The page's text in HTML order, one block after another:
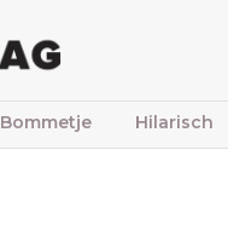
Bommetje Hilarisch